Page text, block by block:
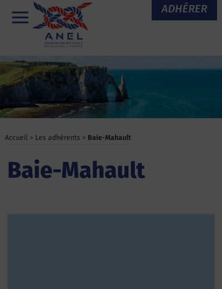
ADHÉRER
Menu
Accueil > Les adhérents > Baie-Mahault
Baie-Mahault